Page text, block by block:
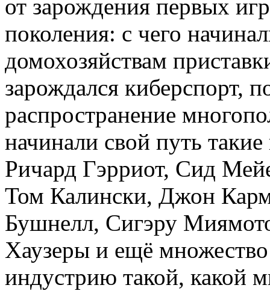
от зарождения первых
поколения: с чего
домохозяйствам
зарождался киберспорт,
распространение
начинали свой путь
Ричард Гэрриот, Сид
Том Калински, Джон
Бушнелл, Сигэру
Хаузеры и ещё множество
индустрию такой, какой